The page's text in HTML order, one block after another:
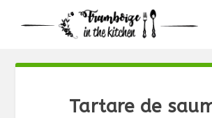
Tartare de